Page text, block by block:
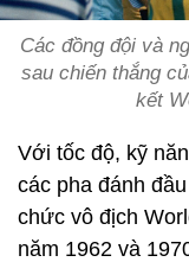
Các đồng đội và
sau chiến thắng
kết
Với tốc độ, kỹ
các pha đánh
chức vô địch
năm 1962 và